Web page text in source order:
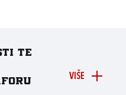
VIŠE
te